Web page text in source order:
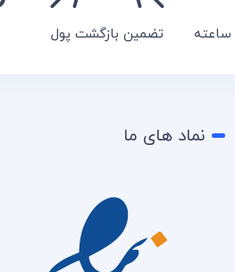
تضمین بازگشت پول
نماد های ما